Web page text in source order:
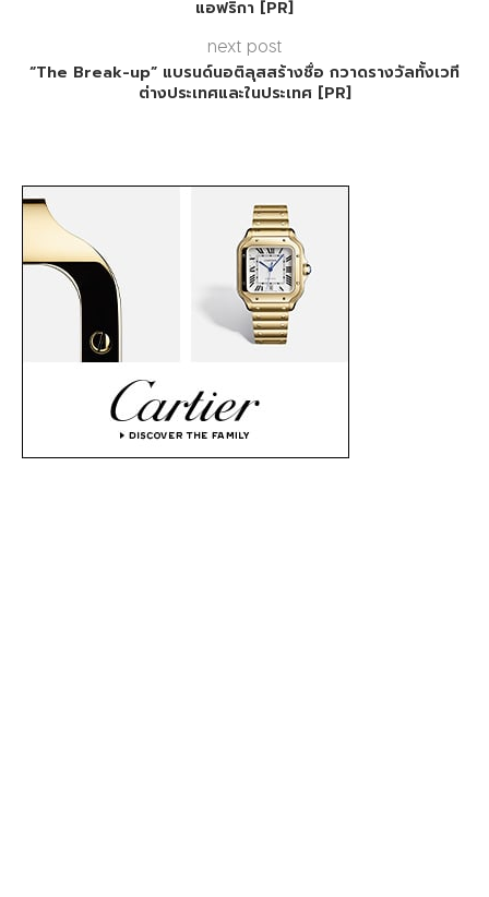
แอฟริกา [PR]
next post
“The Break-up” แบรนด์นอติลุสสร้างชื่อ กวาดรางวัลทั้งเวที
ต่างประเทศและในประเทศ [PR]